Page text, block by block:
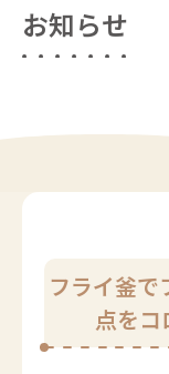
お知らせ
フライ釜で
点をコ